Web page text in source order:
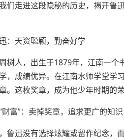
们走进这段隐秘的历史，揭开鲁
：天资聪颖，勤奋好学
树人，出生于1879年，江南一
，成绩优异。在江南水师学堂
。这枚奖章，成为他少年时期的
财富”：卖掉奖章，追求更广的知识
鲁迅没有选择炫耀或留作纪念，